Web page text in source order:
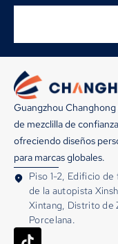
Guangzhou
de mezclilla de
ofreciendo diseños
para marcas globales.
Piso 1-2, Edificio
de la autopista
Xintang, Distrito de
Porcelana.